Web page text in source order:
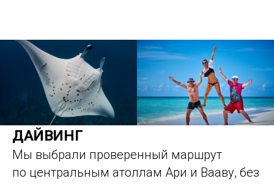
ДАЙВИНГ
Мы выбрали проверенный маршрут
по центральным атоллам Ари и Вааву, без